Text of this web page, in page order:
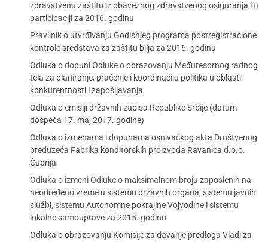
zdravstvenu zaštitu iz obaveznog zdravstvenog osiguranja i o
participaciji za 2016. godinu
Pravilnik o utvrđivanju Godišnjeg programa postregistracione
kontrole sredstava za zaštitu bilja za 2016. godinu
Odluka o dopuni Odluke o obrazovanju Međuresornog radnog
tela za planiranje, praćenje i koordinaciju politika u oblasti
konkurentnosti i zapošljavanja
Odluka o emisiji državnih zapisa Republike Srbije (datum
dospeća 17. maj 2017. godine)
Odluka o izmenama i dopunama osnivačkog akta Društvenog
preduzeća Fabrika konditorskih proizvoda Ravanica d.o.o.
Ćuprija
Odluka o izmeni Odluke o maksimalnom broju zaposlenih na
neodređeno vreme u sistemu državnih organa, sistemu javnih
službi, sistemu Autonomne pokrajine Vojvodine i sistemu
lokalne samouprave za 2015. godinu
Odluka o obrazovanju Komisije za davanje predloga Vladi za